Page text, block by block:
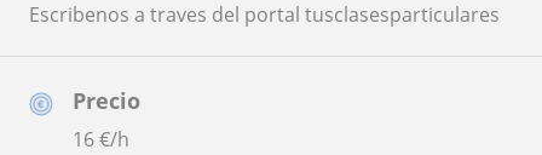
Precio
16€/h
Escribenos a traves del portal tusclasesparticulares